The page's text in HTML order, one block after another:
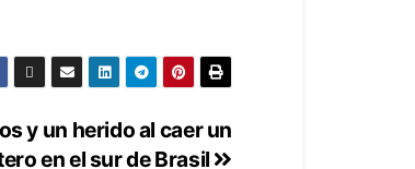
y un herido al caer un
en el sur de Brasil